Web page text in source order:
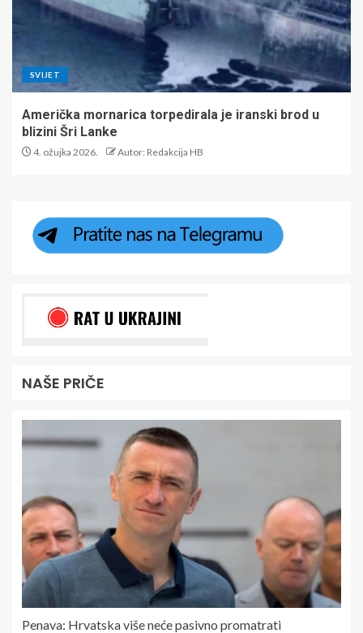
SVIJET
Američka mornarica torpedirala je iranski brod u
blizini Šri Lanke
4. ožujka 2026. Autor: Redakcija HB
NAŠE PRIČE
Penava: Hrvatska više neće pasivno promatrati